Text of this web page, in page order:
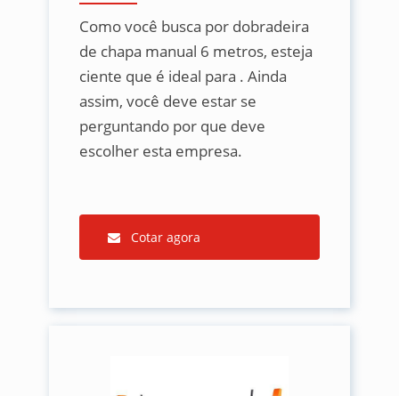
Como você busca por dobradeira
de chapa manual 6 metros, esteja
ciente que é ideal para . Ainda
assim, você deve estar se
perguntando por que deve
escolher esta empresa.
Cotar agora